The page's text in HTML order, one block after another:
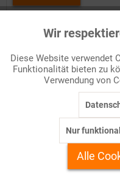
Deutsche Wirtschaft in
Funktionale
Marketing
Personalisierung
Wir
Diese Website verwendet
Funktionalität bieten zu
Verwendung von
Nur
Alle